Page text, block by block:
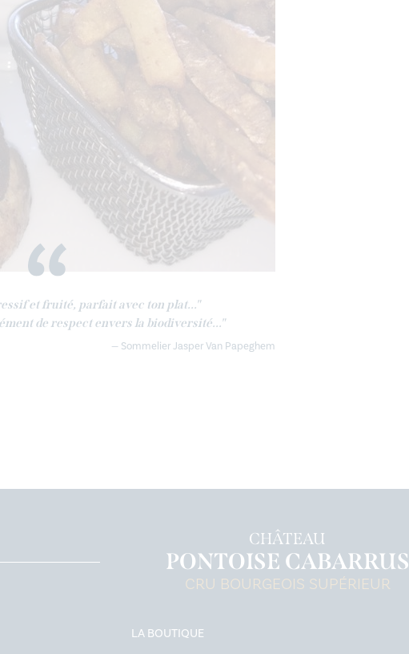
et fruité, parfait avec ton plat..."
de respect envers la biodiversité..."
Sommelier Jasper Van Papeghem
CHÂTEAU
PONTOISE CABARRUS
CRU BOURGEOIS SUPÉRIEUR
LA BOUTIQUE